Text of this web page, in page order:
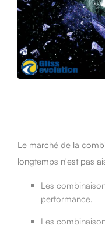
Le marché de la
longtemps n'est pas
Les
performance.
Les